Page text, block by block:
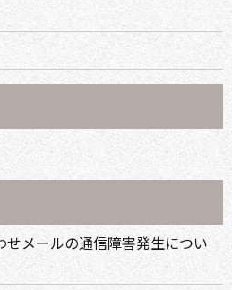
メールの通信障害発生につい